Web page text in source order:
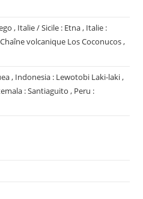
, Italie / Sicile : Etna , Italie :
volcanique Los Coconucos ,
, Indonesia : Lewotobi Laki-laki ,
: Santiaguito , Peru :